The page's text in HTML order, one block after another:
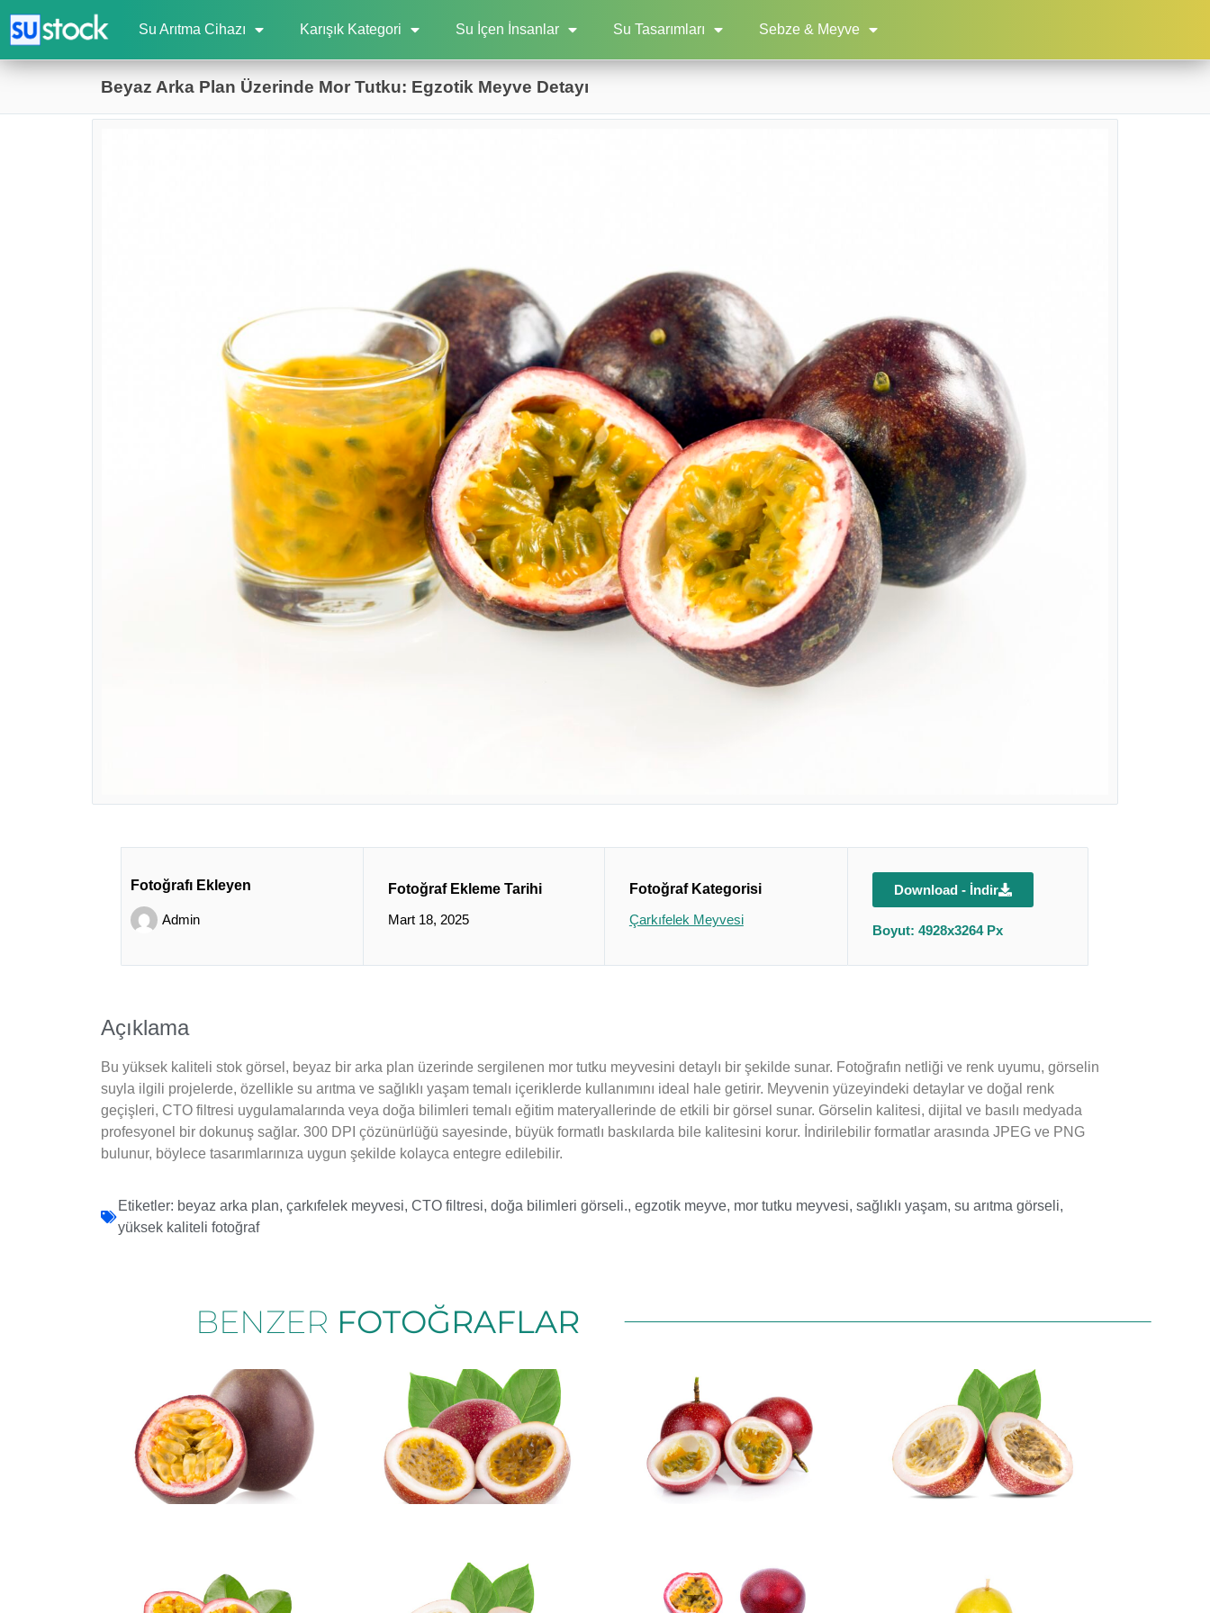
Su Arıtma Cihazı Karışık Kategori Su İçen İnsanlar Su Tasarımları Sebze & Meyve
Beyaz Arka Plan Üzerinde Mor Tutku: Egzotik Meyve Detayı
Fotoğrafı Ekleyen
Admin
Fotoğraf Ekleme Tarihi
Mart 18, 2025
Fotoğraf Kategorisi
Çarkıfelek Meyvesi
Download - İndir
Boyut: 4928x3264 Px
Açıklama
Bu yüksek kaliteli stok görsel, beyaz bir arka plan üzerinde sergilenen mor tutku meyvesini detaylı bir şekilde sunar. Fotoğrafın netliği ve renk uyumu, görselin
suyla ilgili projelerde, özellikle su arıtma ve sağlıklı yaşam temalı içeriklerde kullanımını ideal hale getirir. Meyvenin yüzeyindeki detaylar ve doğal renk
geçişleri, CTO filtresi uygulamalarında veya doğa bilimleri temalı eğitim materyallerinde de etkili bir görsel sunar. Görselin kalitesi, dijital ve basılı medyada
profesyonel bir dokunuş sağlar. 300 DPI çözünürlüğü sayesinde, büyük formatlı baskılarda bile kalitesini korur. İndirilebilir formatlar arasında JPEG ve PNG
bulunur, böylece tasarımlarınıza uygun şekilde kolayca entegre edilebilir.
Etiketler: beyaz arka plan, çarkıfelek meyvesi, CTO filtresi, doğa bilimleri görseli., egzotik meyve, mor tutku meyvesi, sağlıklı yaşam, su arıtma görseli,
yüksek kaliteli fotoğraf
BENZER FOTOĞRAFLAR